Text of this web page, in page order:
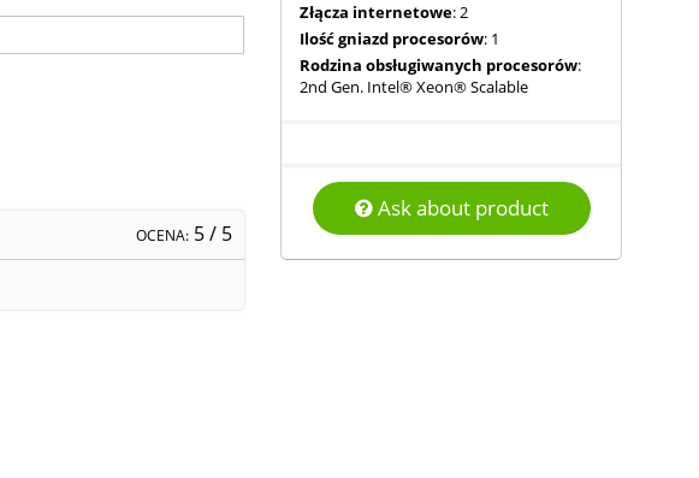
OCENA: 5/ 5
Złącza internetowe: 2
Ilość gniazd procesorów: 1
Rodzina obsługiwanych procesorów:
2nd Gen. Intel® Xeon® Scalable
Ask about product